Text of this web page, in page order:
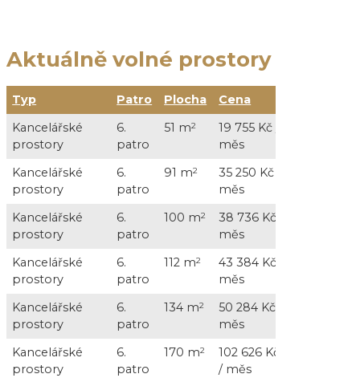
Aktuálně volné prostory
Typ Patro Plocha Cena
Kancelářské
prostory
6.
patro
51 m2
19 755 Kč /
měs
Kancelářské
prostory
6.
patro
91 m2
35 250 Kč /
měs
Kancelářské
prostory
6.
patro
100 m2
38 736 Kč /
měs
Kancelářské
prostory
6.
patro
112 m2
43 384 Kč /
měs
Kancelářské
prostory
6.
patro
134 m2
50 284 Kč /
měs
Kancelářské
prostory
6.
patro
170 m2
102 626 Kč
/ měs